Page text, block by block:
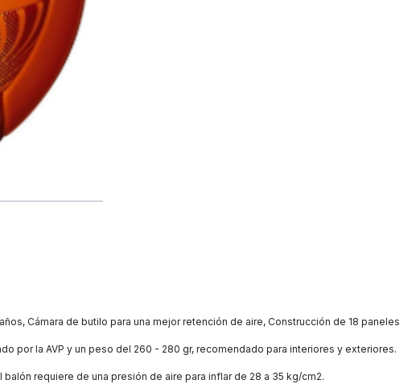
Cámara de butilo para una mejor retención de aire, Construcción de 18 paneles
por la AVP y un peso del 260 - 280 gr, recomendado para interiores y exteriores.
requiere de una presión de aire para inflar de 28 a 35 kg/cm2.